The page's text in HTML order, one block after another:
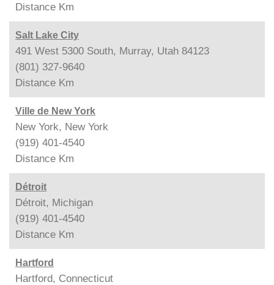
Distance Km
Salt Lake City
491 West 5300 South, Murray, Utah 84123
(801) 327-9640
Distance Km
Ville de New York
New York, New York
(919) 401-4540
Distance Km
Détroit
Détroit, Michigan
(919) 401-4540
Distance Km
Hartford
Hartford, Connecticut